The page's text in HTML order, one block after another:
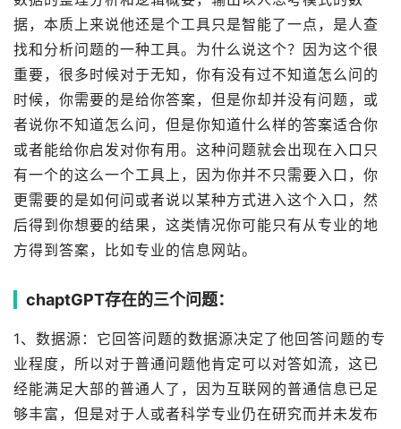
据，本质上来说他还是个工具只是智能了一点，是人查
找和分析问题的一种工具。为什么说这个？因为这个很
重要，很多时候对于无知，你有没有过不知道怎么问的
时候，你需要的是给你答案，但是你却并没有问题，或
者说你不知道怎么问，但是你知道什么样的答案适合你
或者能给你启发对你有用。这种问题就会出现在入口只
有一个的这么一个工具上，因为你并不只需要入口，你
更需要的是如何问或者说以某种方式进入这个入口，然
后得到你想要的结果，这类情况你可能只有从专业的地
方得到答案，比如专业的信息网站。
chaptGPT存在的三个问题：
1、数据源：它回答问题的数据源决定了他回答问题的专
业程度，所以对于普通问题他肯定可以对答如流，这已
经能满足大部的普通人了，因为互联网的普通信息已足
够丰富，但是对于人或者科学专业仍在研究而并未发布